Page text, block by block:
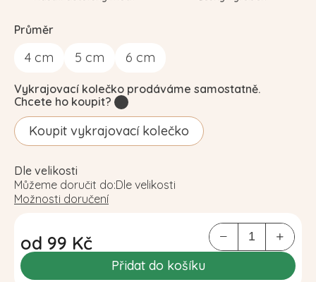
Průměr
4 cm 5 cm 6 cm
od 99 Kč
Měrná
cena:
Přidat do košíku
Vykrajovací kolečko prodáváme samostatně.
Chcete ho koupit?
Koupit vykrajovací kolečko
Dle velikosti
Můžeme doručit do:Dle velikosti
Možnosti doručení